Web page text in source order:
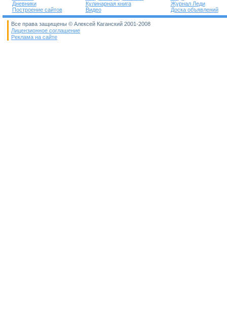
Дневники
Кулинарная книга
Журнал Леди
Построение сайтов
Видео Доска объявлений
Все права защищены © Алексей Каганский 2001-2008
Лицензионное соглашение
Реклама на сайте